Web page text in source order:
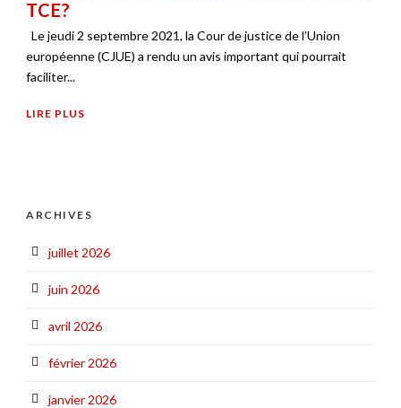
TCE?
Le jeudi 2 septembre 2021, la Cour de justice de l’Union
européenne (CJUE) a rendu un avis important qui pourrait
faciliter...
LIRE PLUS
ARCHIVES
juillet 2026
juin 2026
avril 2026
février 2026
janvier 2026